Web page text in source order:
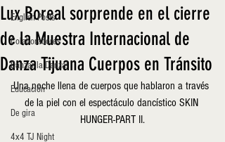
English Posts
Colaboradores
Danzar la Danza!
Educación
De gira
4x4 TJ Night
Lux Boreal sorprende en el cierre
de la Muestra Internacional de
Danza Tijuana Cuerpos en Tránsito
Una noche llena de cuerpos que hablaron a través
de la piel con el espectáculo dancístico SKIN
HUNGER-PART II.